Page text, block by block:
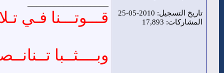
تاريخ التسجيل: 2010-05-25
المشاركات: 17,893
قـــوتـــنا فـي
وبــــثــبا